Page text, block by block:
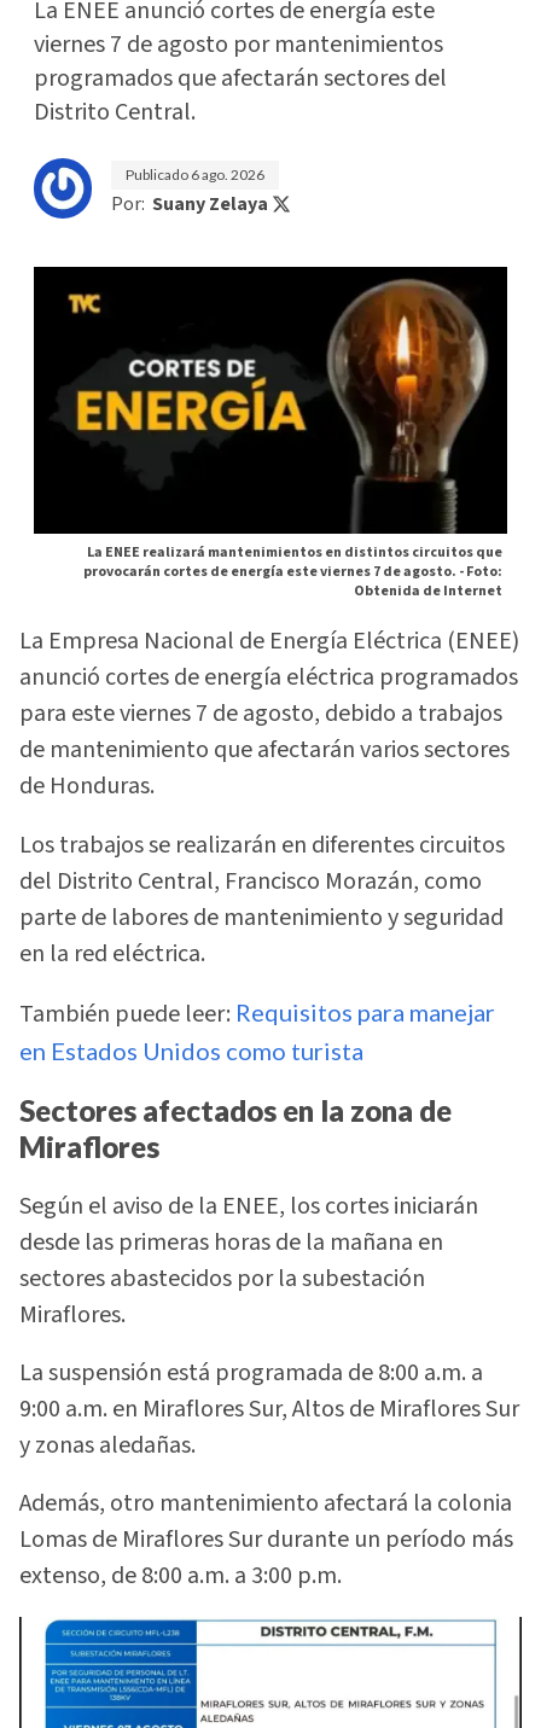
La ENEE anunció cortes de energía este
viernes 7 de agosto por mantenimientos
programados que afectarán sectores del
Distrito Central.
Publicado 6 ago. 2026
Por: Suany Zelaya
La ENEE realizará mantenimientos en distintos circuitos que
provocarán cortes de energía este viernes 7 de agosto. -Foto:
Obtenida de Internet
La Empresa Nacional de Energía Eléctrica (ENEE)
anunció cortes de energía eléctrica programados
para este viernes 7 de agosto, debido a trabajos
de mantenimiento que afectarán varios sectores
de Honduras.
Los trabajos se realizarán en diferentes circuitos
del Distrito Central, Francisco Morazán, como
parte de labores de mantenimiento y seguridad
en la red eléctrica.
También puede leer: Requisitos para manejar
en Estados Unidos como turista
Sectores afectados en la zona de
Miraflores
Según el aviso de la ENEE, los cortes iniciarán
desde las primeras horas de la mañana en
sectores abastecidos por la subestación
Miraflores.
La suspensión está programada de 8:00 a.m. a
9:00 a.m. en Miraflores Sur, Altos de Miraflores Sur
y zonas aledañas.
Además, otro mantenimiento afectará la colonia
Lomas de Miraflores Sur durante un período más
extenso, de 8:00 a.m. a 3:00 p.m.